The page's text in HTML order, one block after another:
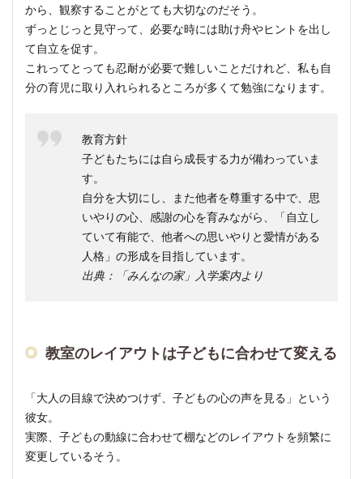
の
家」
基本
情報
から、観察することがとても大切なのだそう。
ずっとじっと見守って、必要な時には助け舟やヒントを出し
て自立を促す。
これってとっても忍耐が必要で難しいことだけれど、私も自
分の育児に取り入れられるところが多くて勉強になります。
教育方針
子どもたちには自ら成長する力が備わっていま
す。
自分を大切にし、また他者を尊重する中で、思
いやりの心、感謝の心を育みながら、「自立し
ていて有能で、他者への思いやりと愛情がある
人格」の形成を目指しています。
出典：「みんなの家」入学案内より
教室のレイアウトは子どもに合わせて変える
「大人の目線で決めつけず、子どもの心の声を見る」という
彼女。
実際、子どもの動線に合わせて棚などのレイアウトを頻繁に
変更しているそう。